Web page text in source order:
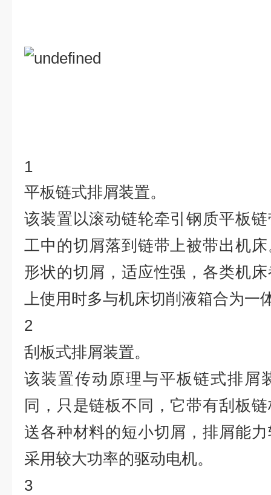
1
平板链式排屑装置。
该装置以滚动链轮牵引钢质平板
工中的切屑落到链带上被带出机
形状的切屑，适应性强，各类机
上使用时多与机床切削液箱合为一
2
刮板式排屑装置。
该装置传动原理与平板链式排屑
同，只是链板不同，它带有刮板
送各种材料的短小切屑，排屑能
采用较大功率的驱动电机。
3